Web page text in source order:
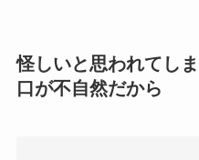
怪しいと思われてし
口が不自然だから